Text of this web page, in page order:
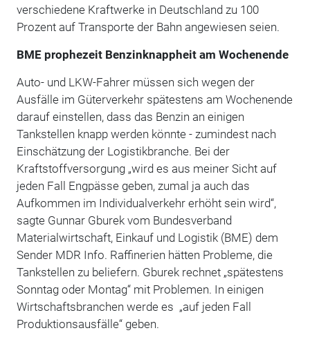
verschiedene Kraftwerke in Deutschland zu 100
Prozent auf Transporte der Bahn angewiesen seien.
BME prophezeit Benzinknappheit am Wochenende
Auto- und LKW-Fahrer müssen sich wegen der
Ausfälle im Güterverkehr spätestens am Wochenende
darauf einstellen, dass das Benzin an einigen
Tankstellen knapp werden könnte - zumindest nach
Einschätzung der Logistikbranche. Bei der
Kraftstoffversorgung „wird es aus meiner Sicht auf
jeden Fall Engpässe geben, zumal ja auch das
Aufkommen im Individualverkehr erhöht sein wird“,
sagte Gunnar Gburek vom Bundesverband
Materialwirtschaft, Einkauf und Logistik (BME) dem
Sender MDR Info. Raffinerien hätten Probleme, die
Tankstellen zu beliefern. Gburek rechnet „spätestens
Sonntag oder Montag“ mit Problemen. In einigen
Wirtschaftsbranchen werde es „auf jeden Fall
Produktionsausfälle“ geben.